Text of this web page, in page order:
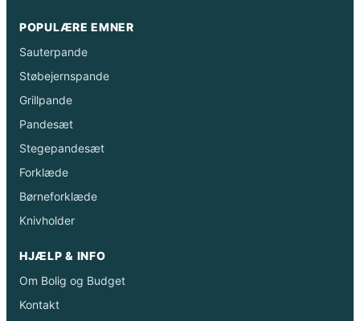
POPULÆRE EMNER
Sauterpande
Støbejernspande
Grillpande
Pandesæt
Stegepandesæt
Forklæde
Børneforklæde
Knivholder
HJÆLP & INFO
Om Bolig og Budget
Kontakt